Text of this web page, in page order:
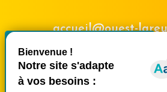
accueil@ouest-
02 62 42
Nous